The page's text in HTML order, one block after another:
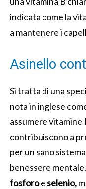
indicata come la
a mantenere i
Asinello
Si tratta di una
nota in inglese
assumere vitamine
contribuiscono a
per un sano
benessere mentale.
fosforoeselenio,